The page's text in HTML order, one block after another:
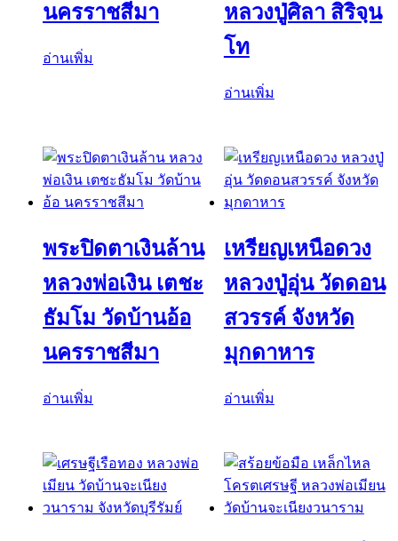
นครราชสีมา
อ่านเพิ่ม
หลวงปู่ศิลา สิริจฺน
โท
อ่านเพิ่ม
พระปิดตาเงินล้าน
หลวงพ่อเงิน เตชะ
ธัมโม วัดบ้านอ้อ
นครราชสีมา
อ่านเพิ่ม
เหรียญเหนือดวง
หลวงปู่อุ่น วัดดอน
สวรรค์ จังหวัด
มุกดาหาร
อ่านเพิ่ม